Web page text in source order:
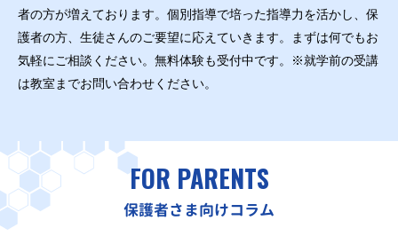
者の方が増えております。個別指導で培った指導力を活かし、保
護者の方、生徒さんのご要望に応えていきます。まずは何でもお
気軽にご相談ください。無料体験も受付中です。※就学前の受講
は教室までお問い合わせください。
FOR PARENTS
保護者さま向けコラム